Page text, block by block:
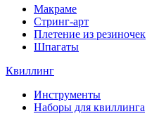
Макраме
Стринг-арт
Плетение из резиночек
Шпагаты
Квиллинг
Инструменты
Наборы для квиллинга